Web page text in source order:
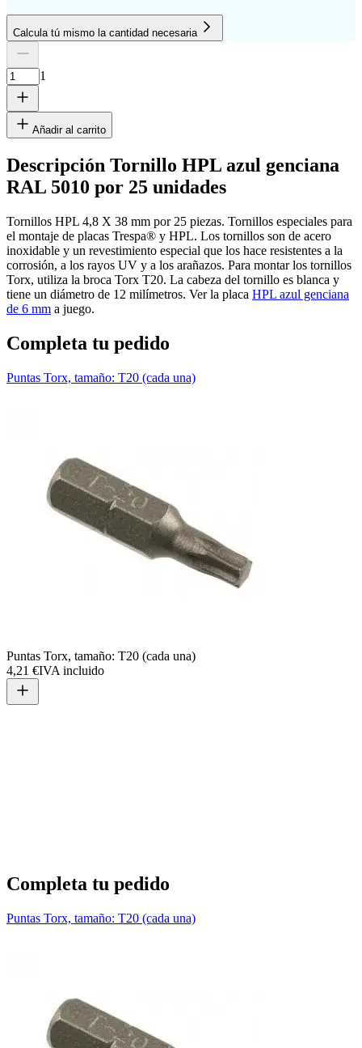
Calcula tú mismo la cantidad necesaria
Cantidad de placas
Altura
Ancho
Eliminar fila
1
cm
Agregar otra placa
1
Añadir al carrito
Descripción Tornillo HPL azul genciana
RAL 5010 por 25 unidades
Tornillos HPL 4,8 X 38 mm por 25 piezas. Tornillos especiales para
el montaje de placas Trespa® y HPL. Los tornillos son de acero
inoxidable y un revestimiento especial que los hace resistentes a la
corrosión, a los rayos UV y a los arañazos. Para montar los tornillos
Torx, utiliza la broca Torx T20. La cabeza del tornillo es blanca y
tiene un diámetro de 12 milímetros. Ver la placa HPL azul genciana
de 6 mm a juego.
Completa tu pedido
Puntas Torx, tamaño: T20 (cada una)
Puntas Torx, tamaño: T20 (cada una)
4,21 €IVA incluido
Completa tu pedido
Puntas Torx, tamaño: T20 (cada una)